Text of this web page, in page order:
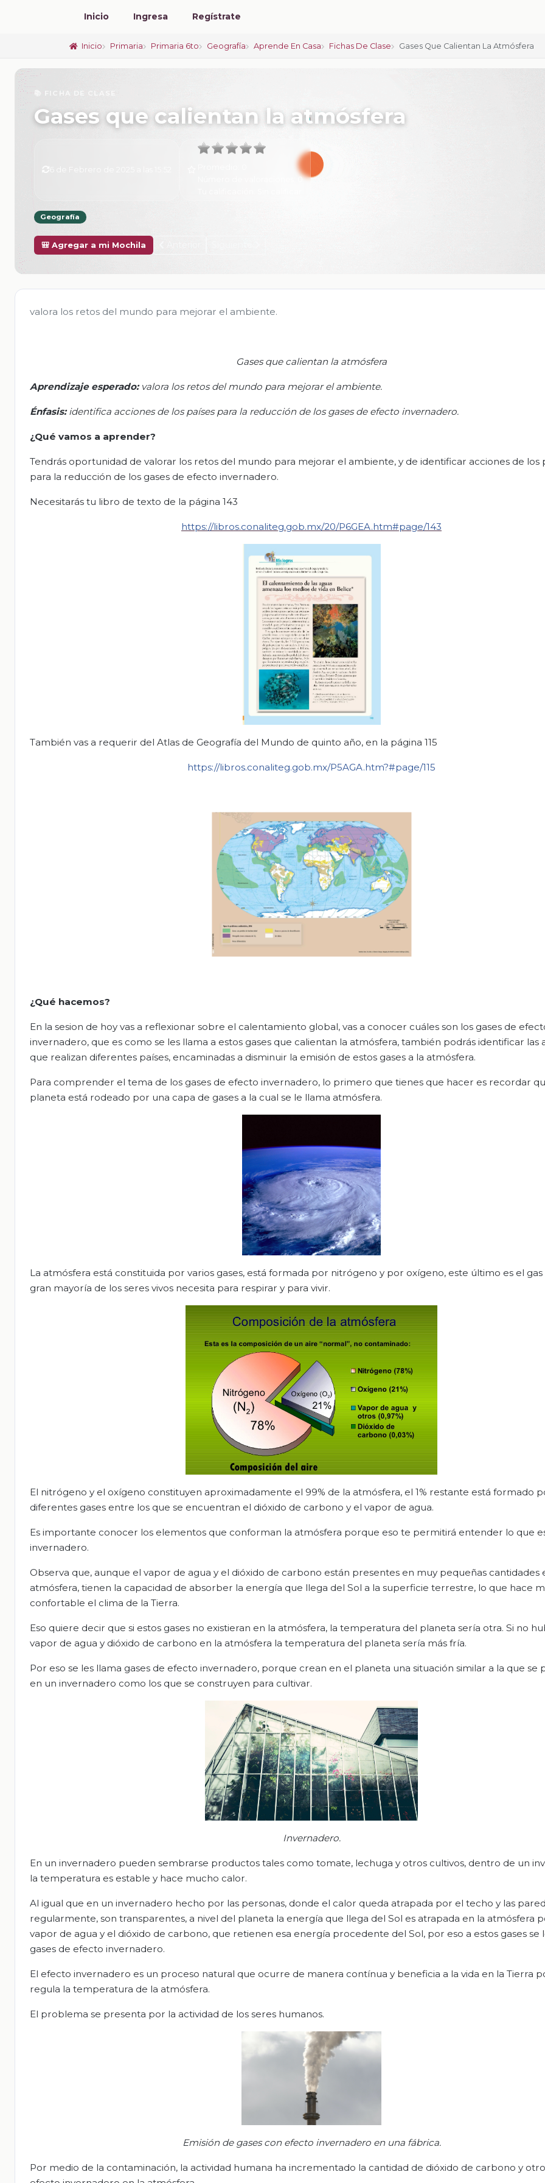
Inicio Ingresa Regístrate
Inicio Primaria Primaria 6to Geografía Aprende En Casa Fichas De Clase Gases Que Calientan La Atmósfera
📚 FICHA DE CLASE
Gases que calientan la atmósfera
0
Geografía
🎒 Agregar a mi Mochila
valora los retos del mundo para mejorar el ambiente.
Gases que calientan la atmósfera
Aprendizaje esperado: valora los retos del mundo para mejorar el ambiente.
Énfasis: identifica acciones de los países para la reducción de los gases de efecto invernadero.
¿Qué vamos a aprender?
Tendrás oportunidad de valorar los retos del mundo para mejorar el ambiente, y de identificar acciones de los
para la reducción de los gases de efecto invernadero.
Necesitarás tu libro de texto de la página 143
https://libros.conaliteg.gob.mx/20/P6GEA.htm#page/143
También vas a requerir del Atlas de Geografía del Mundo de quinto año, en la página 115
https://libros.conaliteg.gob.mx/P5AGA.htm?#page/115
¿Qué hacemos?
En la sesion de hoy vas a reflexionar sobre el calentamiento global, vas a conocer cuáles son los gases de
invernadero, que es como se les llama a estos gases que calientan la atmósfera, también podrás identificar las
que realizan diferentes países, encaminadas a disminuir la emisión de estos gases a la atmósfera.
Para comprender el tema de los gases de efecto invernadero, lo primero que tienes que hacer es recordar
planeta está rodeado por una capa de gases a la cual se le llama atmósfera.
La atmósfera está constituida por varios gases, está formada por nitrógeno y por oxígeno, este último es el gas
gran mayoría de los seres vivos necesita para respirar y para vivir.
El nitrógeno y el oxígeno constituyen aproximadamente el 99% de la atmósfera, el 1% restante está formado
diferentes gases entre los que se encuentran el dióxido de carbono y el vapor de agua.
Es importante conocer los elementos que conforman la atmósfera porque eso te permitirá entender lo que
invernadero.
Observa que, aunque el vapor de agua y el dióxido de carbono están presentes en muy pequeñas cantidades
atmósfera, tienen la capacidad de absorber la energía que llega del Sol a la superficie terrestre, lo que hace
confortable el clima de la Tierra.
Eso quiere decir que si estos gases no existieran en la atmósfera, la temperatura del planeta sería otra. Si no
vapor de agua y dióxido de carbono en la atmósfera la temperatura del planeta sería más fría.
Por eso se les llama gases de efecto invernadero, porque crean en el planeta una situación similar a la que se
en un invernadero como los que se construyen para cultivar.
Invernadero.
En un invernadero pueden sembrarse productos tales como tomate, lechuga y otros cultivos, dentro de un
la temperatura es estable y hace mucho calor.
Al igual que en un invernadero hecho por las personas, donde el calor queda atrapada por el techo y las
regularmente, son transparentes, a nivel del planeta la energía que llega del Sol es atrapada en la atmósfera
vapor de agua y el dióxido de carbono, que retienen esa energía procedente del Sol, por eso a estos gases se
gases de efecto invernadero.
El efecto invernadero es un proceso natural que ocurre de manera contínua y beneficia a la vida en la Tierra
regula la temperatura de la atmósfera.
El problema se presenta por la actividad de los seres humanos.
Emisión de gases con efecto invernadero en una fábrica.
Por medio de la contaminación, la actividad humana ha incrementado la cantidad de dióxido de carbono y